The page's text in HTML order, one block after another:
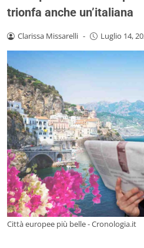
trionfa anche un’italiana
Clarissa Missarelli - Luglio 14,
Città europee più belle - Cronologia.it